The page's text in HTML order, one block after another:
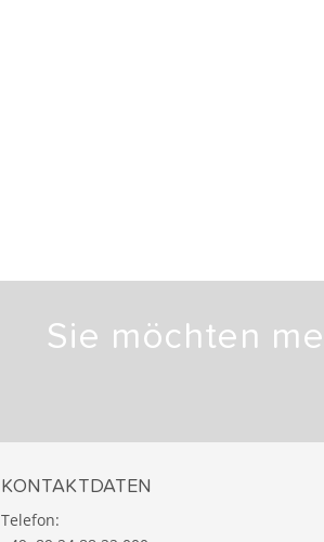
Sie möchten
KONTAKTDATEN
Telefon: